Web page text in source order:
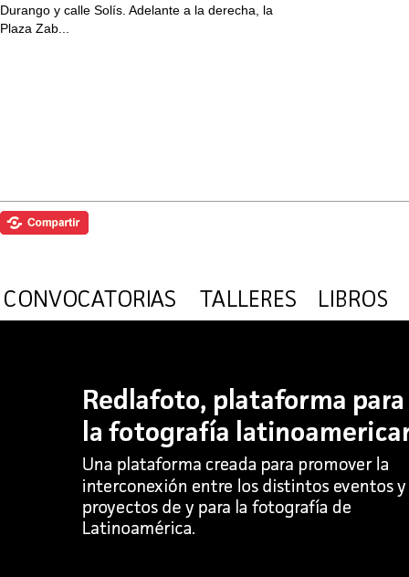
Durango y calle Solís. Adelante a la derecha, la
Plaza Zab...